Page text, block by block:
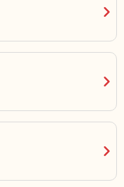
chevron_right
chevron_right
chevron_right